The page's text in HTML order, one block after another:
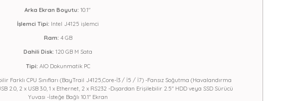
Arka Ekran Boyutu: 10.1"
İşlemci Tipi: Intel J4125 işlemci
Ram: 4 GB
Dahili Disk:120 GB M Sata
Tipi: AIO Dokunmatik PC
Farklı CPU Sınıfları (BayTrail J4125,Core-İ3 / İ5 / İ7) -Fansız Soğutma (Havalandırma
2.0, 2 x USB 3.0, 1 x Ethernet, 2 x RS232 -Dışardan Erişilebilir 2.5'' HDD veya SSD Sürücü
Yuvası -İsteğe Bağlı 10.1'' Ekran